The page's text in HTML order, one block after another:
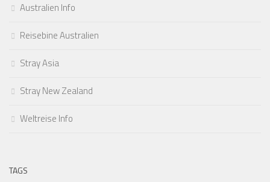
Australien Info
Reisebine Australien
Stray Asia
Stray New Zealand
Weltreise Info
TAGS